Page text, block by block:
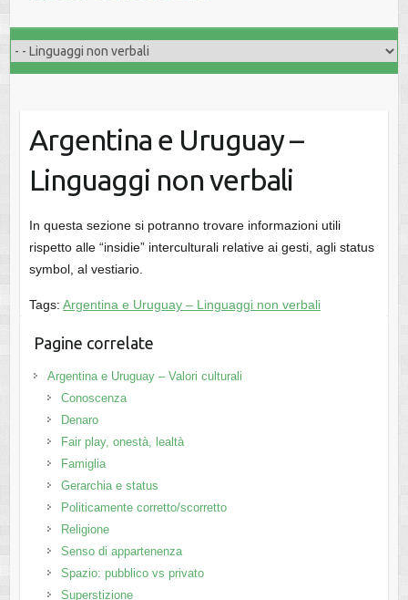
Argentina e Uruguay –
Linguaggi non verbali
In questa sezione si potranno trovare informazioni utili
rispetto alle “insidie” interculturali relative ai gesti, agli status
symbol, al vestiario.
Tags: Argentina e Uruguay – Linguaggi non verbali
Pagine correlate
Argentina e Uruguay – Valori culturali
Conoscenza
Denaro
Fair play, onestà, lealtà
Famiglia
Gerarchia e status
Politicamente corretto/scorretto
Religione
Senso di appartenenza
Spazio: pubblico vs privato
Superstizione